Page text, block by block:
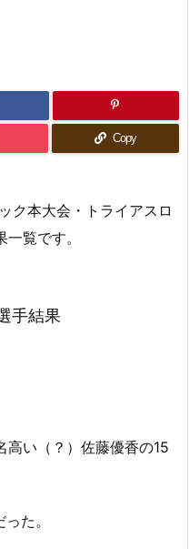
Copy
ク本大会・トライアスロ
覧です。
手結果
高い（？）佐藤優香の15
た。